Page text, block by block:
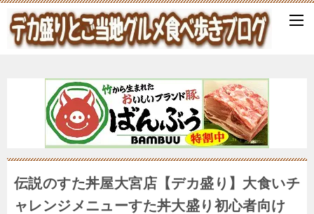
伝説のすた丼屋大宮店【デカ盛り】大食いチ
ャレンジメニューすた丼大盛り初心者向け